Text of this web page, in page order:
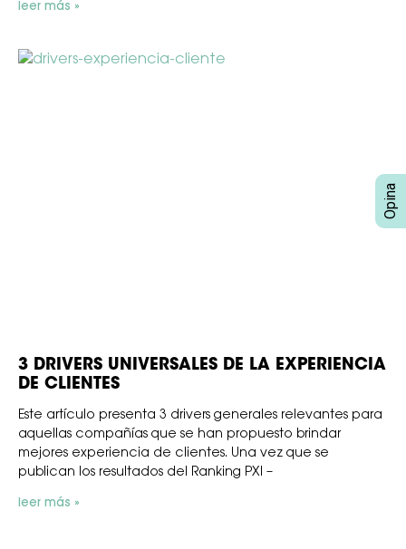
leer más »
3 DRIVERS UNIVERSALES DE LA EXPERIENCIA
DE CLIENTES
Este artículo presenta 3 drivers generales relevantes para
aquellas compañías que se han propuesto brindar
mejores experiencia de clientes. Una vez que se
publican los resultados del Ranking PXI –
leer más »